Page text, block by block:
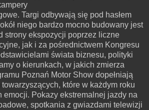
Targi odbywają się pod hasłem
niego bardzo mocno budowany jest
strony ekspozycji poprzez liczne
jak i za pośrednictwem Kongresu
świata biznesu, polityki
o kierunkach, w jakich zmierza
Poznań Motor Show dopełniają
które w każdym roku
emocji. Pokazy ekstremalnej jazdy na
spotkania z gwiazdami telewizji